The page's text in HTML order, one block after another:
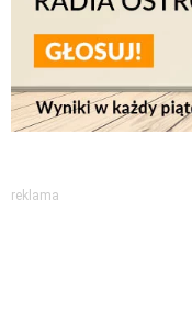
reklama